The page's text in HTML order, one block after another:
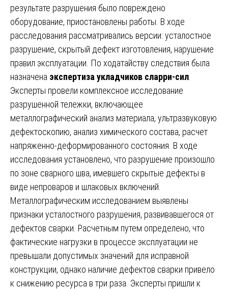
результате разрушения было повреждено
оборудование, приостановлены работы. В ходе
расследования рассматривались версии: усталостное
разрушение, скрытый дефект изготовления, нарушение
правил эксплуатации. По ходатайству следствия была
назначена экспертиза укладчиков сларри-сил
Эксперты провели комплексное исследование
разрушенной тележки, включающее
металлографический анализ материала, ультразвуковую
дефектоскопию, анализ химического состава, расчет
напряженно-деформированного состояния. В ходе
исследования установлено, что разрушение произошло
по зоне сварного шва, имевшего скрытые дефекты в
виде непроваров и шлаковых включений.
Металлографическим исследованием выявлены
признаки усталостного разрушения, развивавшегося от
дефектов сварки. Расчетным путем определено, что
фактические нагрузки в процессе эксплуатации не
превышали допустимых значений для исправной
конструкции, однако наличие дефектов сварки привело
к снижению ресурса в три раза. Эксперты пришли к